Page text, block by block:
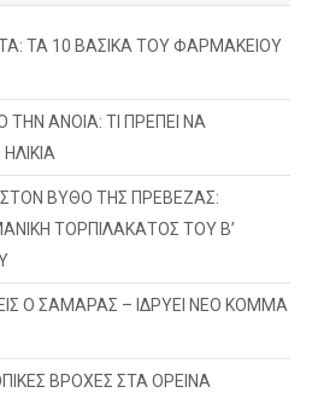
ΤΑ 10 ΒΑΣΙΚΑ ΤΟΥ ΦΑΡΜΑΚΕΙΟΥ
ΑΝΟΙΑ: ΤΙ ΠΡΕΠΕΙ ΝΑ
ΒΥΘΟ ΤΗΣ ΠΡΕΒΕΖΑΣ:
ΤΟΡΠΙΛΑΚΑΤΟΣ ΤΟΥ Β’
Ο ΣΑΜΑΡΑΣ – ΙΔΡΥΕΙ ΝΕΟ ΚΟΜΜΑ
ΒΡΟΧΕΣ ΣΤΑ ΟΡΕΙΝΑ